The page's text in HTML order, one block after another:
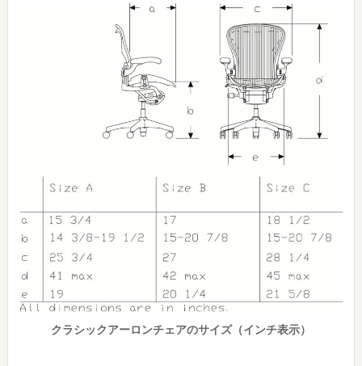
クラシックアーロンチェアのサイズ（インチ表示）